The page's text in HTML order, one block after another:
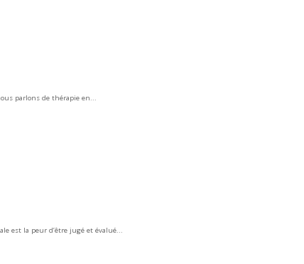
parlons de thérapie en...
est la peur d’être jugé et évalué...